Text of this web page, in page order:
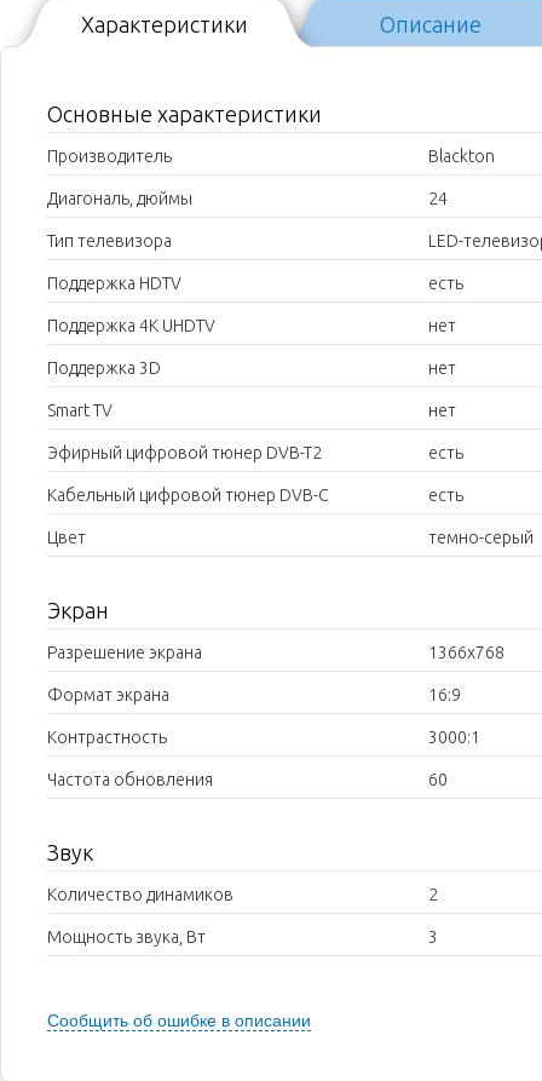
Характеристики Описание
Основные характеристики
Производитель Blackton
Диагональ, дюймы 24
Тип телевизора LED-
Поддержка HDTV есть
Поддержка 4K UHDTV нет
Поддержка 3D нет
Smart TV нет
Эфирный цифровой тюнер DVB-T2 есть
Кабельный цифровой тюнер DVB-C есть
Цвет темно-серый
Экран
Разрешение экрана 1366x768
Формат экрана 16:9
Контрастность 3000:1
Частота обновления 60
Звук
Количество динамиков 2
Мощность звука, Вт 3
Сообщить об ошибке в описании